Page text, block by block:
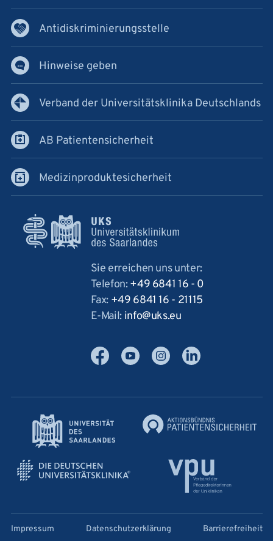
Antidiskriminierungsstelle
Hinweise geben
Verband der Universitätsklinika Deutschlands
AB Patientensicherheit
Medizinproduktesicherheit
Sie erreichen uns unter:
Telefon:+49 6841 16 - 0
Fax: +49 6841 16 - 21115
E-Mail: info ukseu
Impressum Datenschutzerklärung Barrierefreiheit